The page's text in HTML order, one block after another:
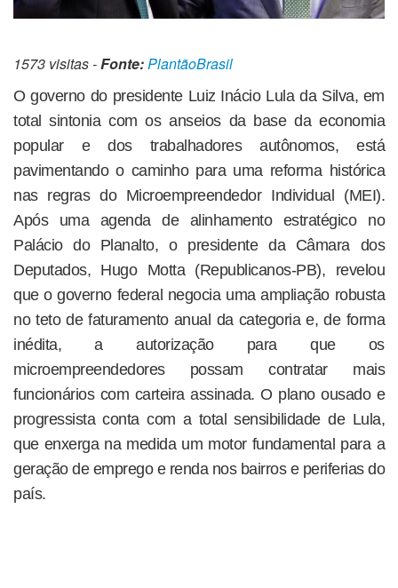
1573 visitas -Fonte:PlantãoBrasil
O governo do presidente Luiz Inácio Lula da Silva, em
total sintonia com os anseios da base da economia
popular e dos trabalhadores autônomos, está
pavimentando o caminho para uma reforma histórica
nas regras do Microempreendedor Individual (MEI).
Após uma agenda de alinhamento estratégico no
Palácio do Planalto, o presidente da Câmara dos
Deputados, Hugo Motta (Republicanos-PB), revelou
que o governo federal negocia uma ampliação robusta
no teto de faturamento anual da categoria e, de forma
inédita, a autorização para que os
microempreendedores possam contratar mais
funcionários com carteira assinada. O plano ousado e
progressista conta com a total sensibilidade de Lula,
que enxerga na medida um motor fundamental para a
geração de emprego e renda nos bairros e periferias do
país.